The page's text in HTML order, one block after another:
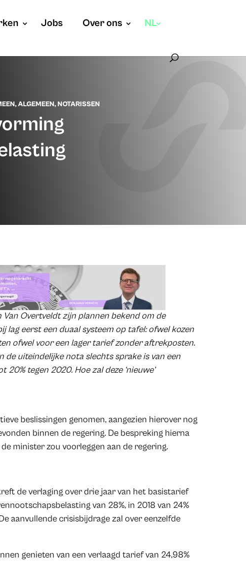
Jobs Over ons NL
,ALGEMEEN,NOTARISSEN
Overtveldt zijn plannen bekend om de
lag eerst een duaal systeem op tafel: ofwel kozen
ofwel voor een lager tarief zonder aftrekposten.
uiteindelijke nota slechts sprake is van een
tegen 2020. Hoe zal deze ‘nieuwe’
beslissingen genomen, aangezien hierover nog
binnen de regering. De bespreking hierna
minister zou voorleggen aan de regering.
de verlaging over drie jaar van het basistarief
van 28%, in 2018 van 24%
aanvullende crisisbijdrage zal over eenzelfde
genieten van een verlaagd tarief van 24,98%